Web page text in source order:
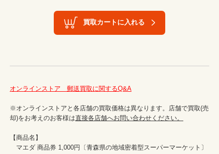
買取カートに入れる
オンラインストア　郵送買取に関するQ&A
※オンラインストアと各店舗の買取価格は異なります。店舗で買取(売
却)をお考えのお客様は直接各店舗へお問い合わせください。
【商品名】
マエダ 商品券 1,000円〔青森県の地域密着型スーパーマーケット〕